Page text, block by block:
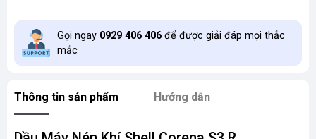
Gọi ngay 0929 406 406 để được giải đáp mọi thắc
mắc
Thông tin sản phẩm Hướng dẫn